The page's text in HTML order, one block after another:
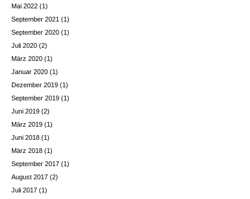
Mai 2022(1)
September 2021 (1)
September 2020(1)
Juli 2020(2)
März 2020(1)
Januar 2020(1)
Dezember 2019(1)
September 2019(1)
Juni 2019(2)
März 2019(1)
Juni 2018(1)
März 2018(1)
September 2017(1)
August 2017(2)
Juli 2017(1)